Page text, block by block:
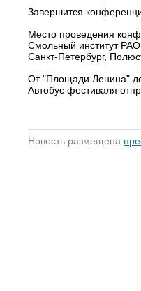
Завершится
Место проведения
Смольный институт РАО
Санкт-Петербург,
От "Площади Ленина"
Автобус фестиваля
Новость размещена